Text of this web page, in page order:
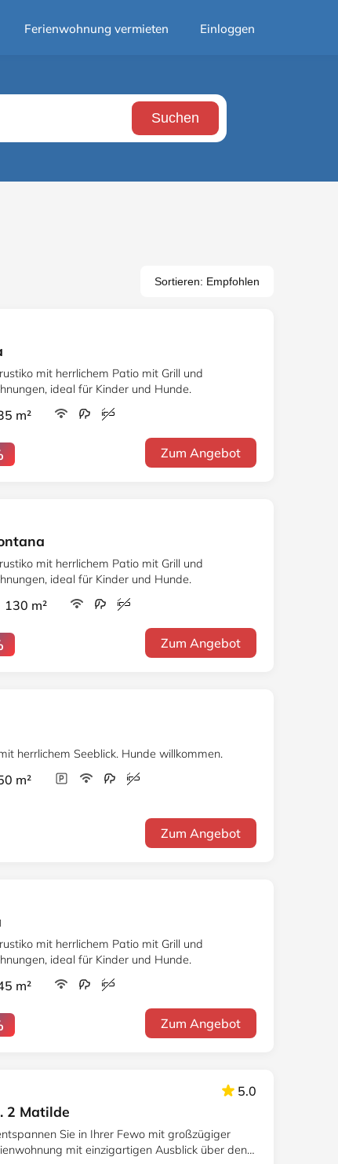
Ferienwohnung vermieten Einloggen
Suchen
Sortieren: Empfohlen
mit herrlichem Patio mit Grill und
ideal für Kinder und Hunde.
m²
Zum Angebot
mit herrlichem Patio mit Grill und
ideal für Kinder und Hunde.
m²
Zum Angebot
herrlichem Seeblick. Hunde willkommen.
m²
Zum Angebot
mit herrlichem Patio mit Grill und
ideal für Kinder und Hunde.
m²
Zum Angebot
5.0
2 Matilde
Sie in Ihrer Fewo mit großzügiger
mit einzigartigen Ausblick über den